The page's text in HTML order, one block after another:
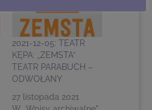
2021-12-05: TEATR
KĘPA: „ZEMSTA”
TEATR PARABUCH –
ODWOŁANY
27 listopada 2021